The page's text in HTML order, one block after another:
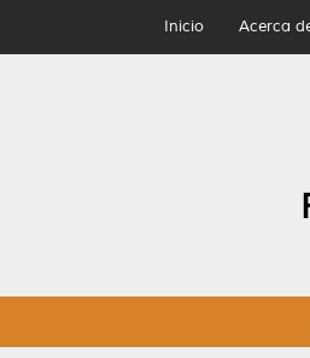
Inicio Acerca